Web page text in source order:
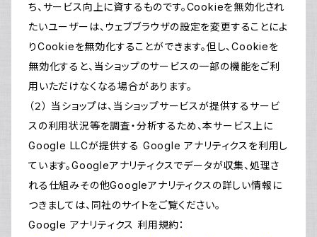
ち、サービス向上に資するものです。Cookieを無効化され
たいユーザーは、ウェブブラウザの設定を変更することによ
りCookieを無効化することができます。但し、Cookieを
無効化すると、当ショップのサービスの一部の機能をご利
用いただけなくなる場合があります。
（２） 当ショップは、当ショップサービスが提供するサービ
スの利用状況等を調査・分析するため、本サービス上に
Google LLCが提供する Google アナリティクスを利用し
ています。Googleアナリティクスでデータが収集、処理さ
れる仕組みその他Googleアナリティクスの詳しい情報に
つきましては、同社のサイトをご覧ください。
Google アナリティクス 利用規約：